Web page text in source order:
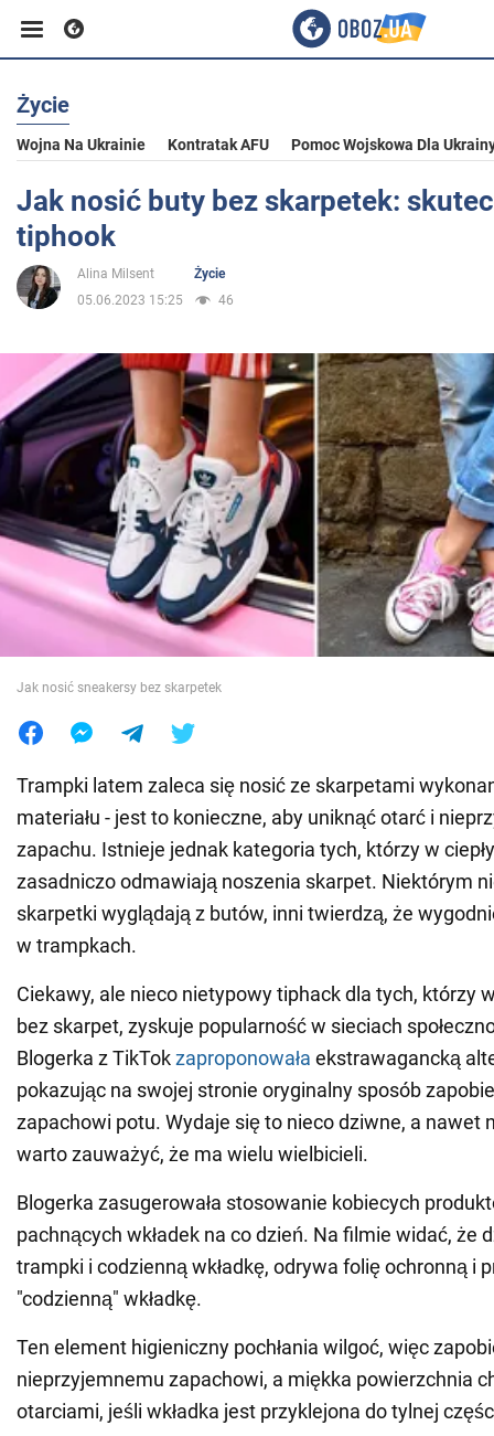
Biznes
Sport
Rozrywka
Polityka
Społeczeństwo
Wojna na Ukrainie
Świat
Jedzenie
Życie
Wojna Na Ukrainie Kontratak AFU Pomoc Wojskowa Dla
Jak nosić buty bez skarpetek:
tiphook
Alina Milsent
Życie
05.06.2023 15:25
46
Jak nosić sneakersy bez skarpetek
Trampki latem zaleca się nosić ze skarpetami
materiału - jest to konieczne, aby uniknąć otarć i
zapachu. Istnieje jednak kategoria tych, którzy w
zasadniczo odmawiają noszenia skarpet. Niektórym
skarpetki wyglądają z butów, inni twierdzą, że
w trampkach.
Ciekawy, ale nieco nietypowy tiphack dla tych, którzy
bez skarpet, zyskuje popularność w sieciach
Blogerka z TikTokzaproponowała ekstrawagancką
pokazując na swojej stronie oryginalny sposób
zapachowi potu. Wydaje się to nieco dziwne, a nawet
warto zauważyć, że ma wielu wielbicieli.
Blogerka zasugerowała stosowanie kobiecych
pachnących wkładek na co dzień. Na filmie widać, że
trampki i codzienną wkładkę, odrywa folię ochronną i
"codzienną" wkładkę.
Ten element higieniczny pochłania wilgoć, więc
nieprzyjemnemu zapachowi, a miękka powierzchnia
otarciami, jeśli wkładka jest przyklejona do tylnej